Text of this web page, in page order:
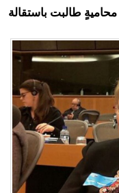
طالبت باستقالة